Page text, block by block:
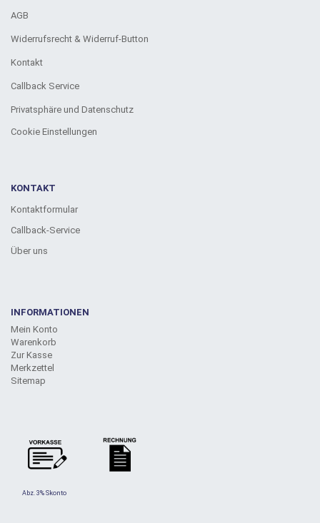
AGB
Widerrufsrecht & Widerruf-Button
Kontakt
Callback Service
Privatsphäre und Datenschutz
Cookie Einstellungen
KONTAKT
Kontaktformular
Callback-Service
Über uns
INFORMATIONEN
Mein Konto
Warenkorb
Zur Kasse
Merkzettel
Sitemap
Abz. 3% Skonto